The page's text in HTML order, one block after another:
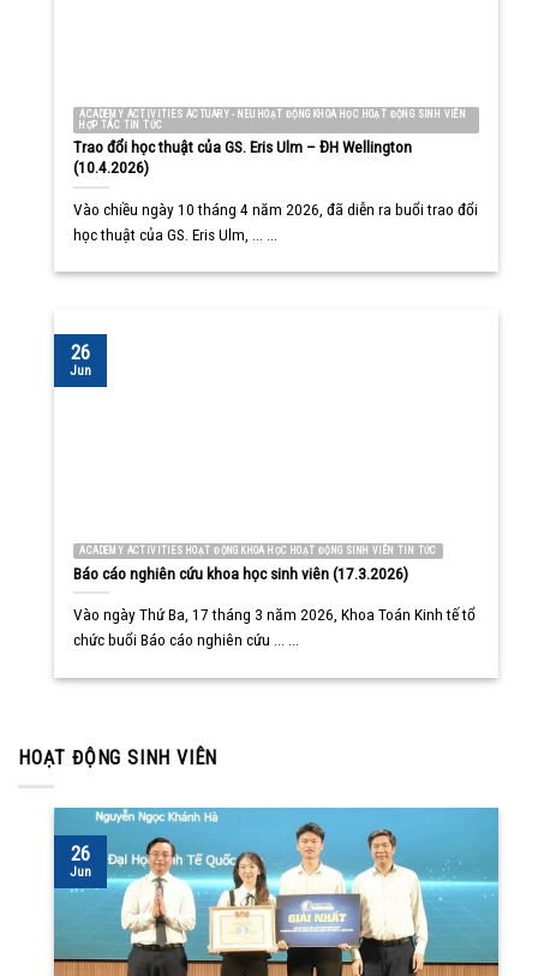
ACADEMY ACTIVITIES ACTUARY - NEU HOẠT ĐỘNG KHOA HỌC HOẠT ĐỘNG SINH VIÊN
HỢP TÁC TIN TỨC
Trao đổi học thuật của GS. Eris Ulm – ĐH Wellington
(10.4.2026)
Vào chiều ngày 10 tháng 4 năm 2026, đã diễn ra buổi trao đổi
học thuật của GS. Eris Ulm, ... ...
ACADEMY ACTIVITIES HOẠT ĐỘNG KHOA HỌC HOẠT ĐỘNG SINH VIÊN TIN TỨC
Báo cáo nghiên cứu khoa học sinh viên (17.3.2026)
Vào ngày Thứ Ba, 17 tháng 3 năm 2026, Khoa Toán Kinh tế tổ
chức buổi Báo cáo nghiên cứu ... ...
26
Jun
HOẠT ĐỘNG SINH VIÊN
26
Jun